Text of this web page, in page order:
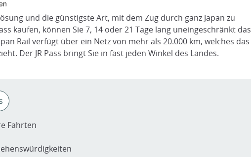
und die günstigste Art, mit dem Zug durch ganz Japan zu
kaufen, können Sie 7, 14 oder 21 Tage lang uneingeschränkt das
Rail verfügt über ein Netz von mehr als 20.000 km, welches das
Der JR Pass bringt Sie in fast jeden Winkel des Landes.
Fahrten